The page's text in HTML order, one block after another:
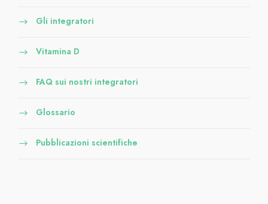
Gli integratori
Vitamina D
FAQ sui nostri integratori
Glossario
Pubblicazioni scientifiche